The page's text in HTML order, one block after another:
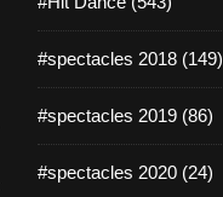
#spectacles 2018 (149)
#spectacles 2019 (86)
#spectacles 2020 (24)